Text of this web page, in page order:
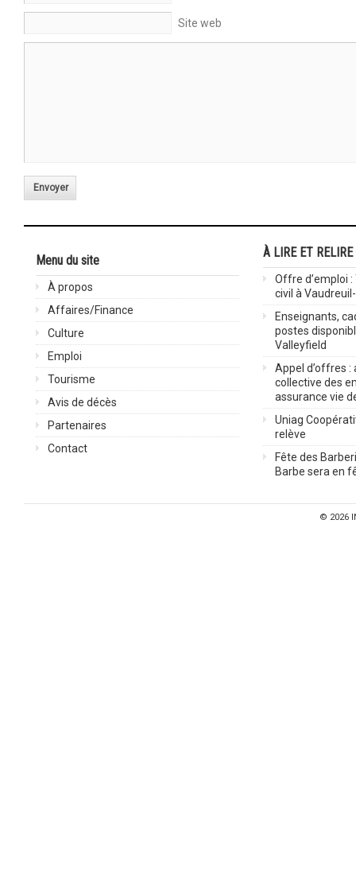
Site web
Envoyer
Menu du site
À propos
Affaires/Finance
Culture
Emploi
Tourisme
Avis de décès
Partenaires
Contact
À LIRE ET RELIRE
Offre d’emploi
civil à
Enseignants,
postes
Valleyfield
Appel d’offres :
collective des
assurance vie
Uniag
relève
Fête des
Barbe sera en
© 2026